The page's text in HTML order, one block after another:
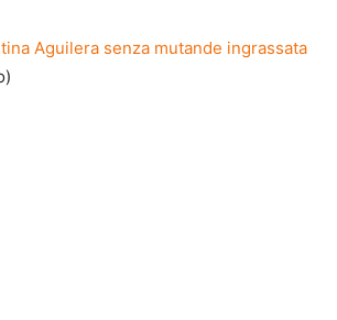
Aguilera senza mutande ingrassata